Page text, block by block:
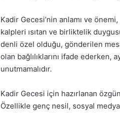
Kadir Gecesi’nin anlamı ve
kalpleri ısıtan ve birliktelik
denli özel olduğu, gönderilen
olan bağlılıklarını ifade ederken,
unutmamalıdır.
Kadir Gecesi için hazırlanan
Özellikle genç nesil, sosyal